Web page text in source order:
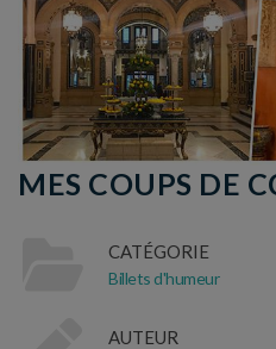
MES COUPS DE
CATÉGORIE
Billets d'humeur
AUTEUR